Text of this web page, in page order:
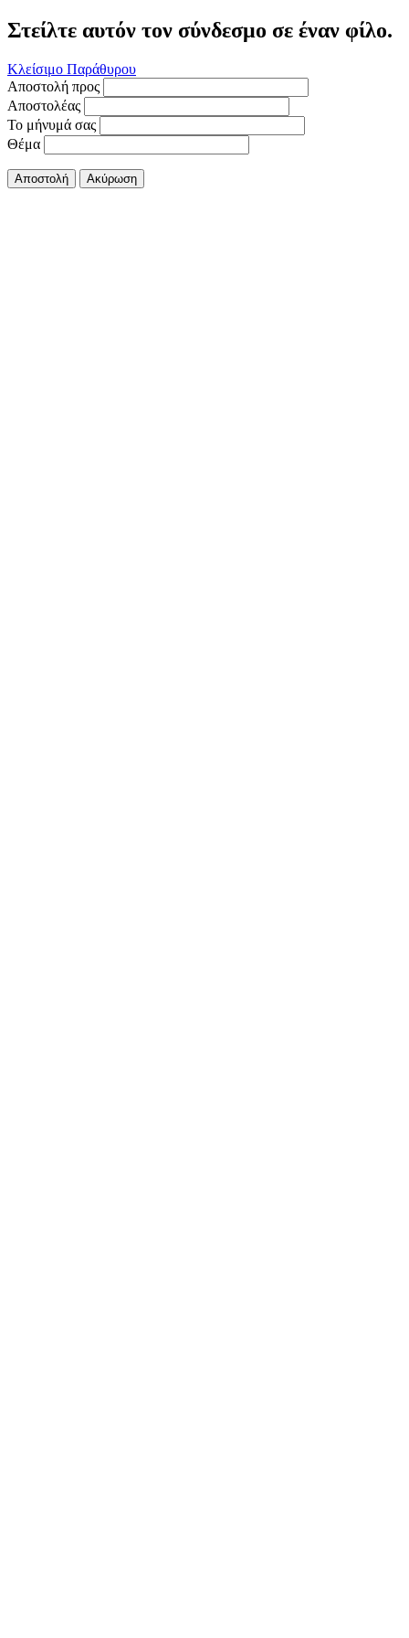
Στείλτε αυτόν τον σύνδεσμο σε έναν φίλο.
Κλείσιμο Παράθυρου
Αποστολή προς
Αποστολέας
Το μήνυμά σας
Θέμα
Αποστολή Ακύρωση